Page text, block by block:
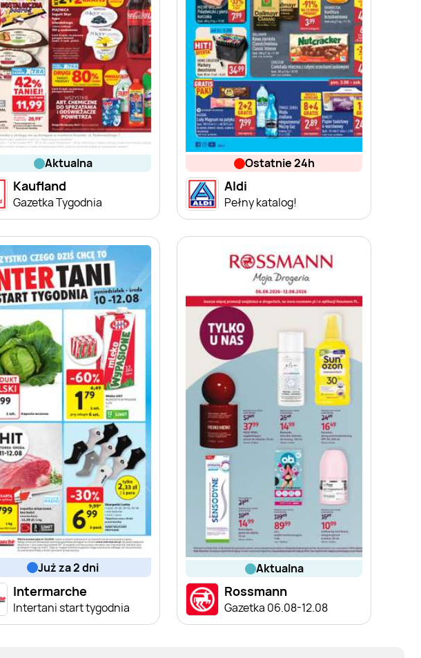
aktualna
Kaufland
Gazetka Tygodnia
ostatnie 24h
Aldi
Pełny katalog!
już za 2 dni
Intermarche
Intertani start tygodnia
aktualna
Rossmann
Gazetka 06.08-12.08